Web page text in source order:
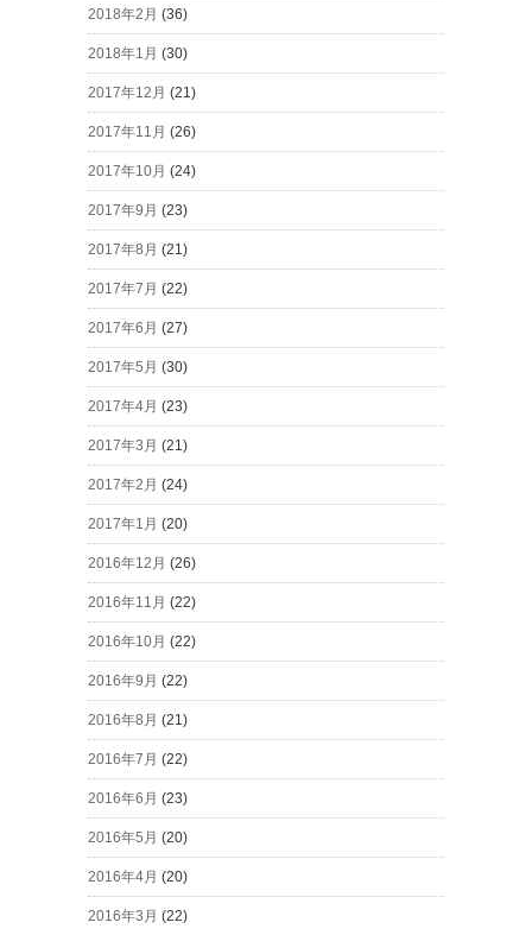
2018年2月 (36)
2018年1月 (30)
2017年12月 (21)
2017年11月 (26)
2017年10月 (24)
2017年9月 (23)
2017年8月 (21)
2017年7月 (22)
2017年6月 (27)
2017年5月 (30)
2017年4月 (23)
2017年3月 (21)
2017年2月 (24)
2017年1月 (20)
2016年12月 (26)
2016年11月 (22)
2016年10月 (22)
2016年9月 (22)
2016年8月 (21)
2016年7月 (22)
2016年6月 (23)
2016年5月 (20)
2016年4月 (20)
2016年3月 (22)